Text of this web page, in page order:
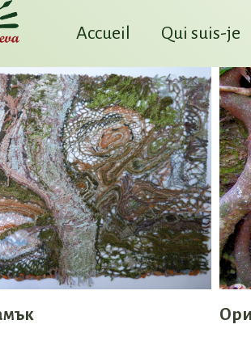
Accueil Qui suis-je